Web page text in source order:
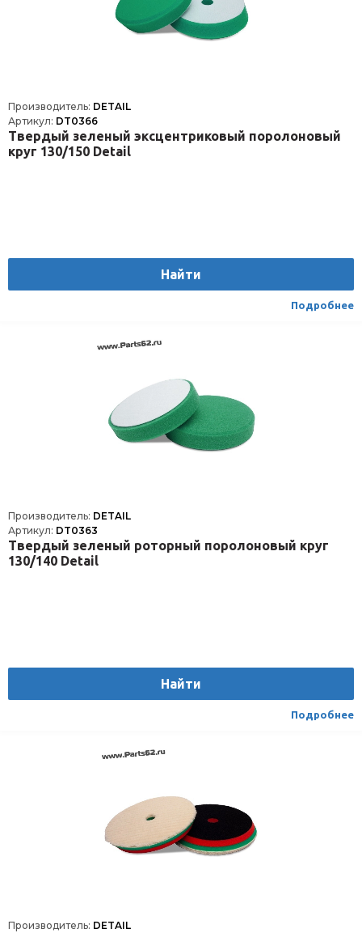
Производитель: DETAIL
Артикул: DT0366
Твердый зеленый эксцентриковый поролоновый
круг 130/150 Detail
Найти
Подробнее
Производитель: DETAIL
Артикул: DT0363
Твердый зеленый роторный поролоновый круг
130/140 Detail
Найти
Подробнее
Производитель: DETAIL